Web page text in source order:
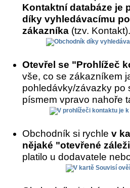
Kontaktní databáze je
díky vyhledávacímu
zákazníka (tzv. Kontakt).
Otevřel se "Prohlížeč
vše, co se zákazníkem
pohledávky/závazky po
písmem vpravo nahoře
Obchodník si rychle v
nějaké "otevřené
platilo u dodavatele